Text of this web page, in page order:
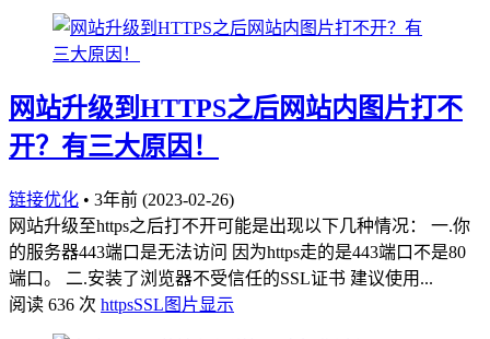
网站升级到HTTPS之后网站内图片打不
开？有三大原因！
链接优化 • 3年前 (2023-02-26)
网站升级至https之后打不开可能是出现以下几种情况： 一.你
的服务器443端口是无法访问 因为https走的是443端口不是80
端口。 二.安装了浏览器不受信任的SSL证书 建议使用...
阅读 636 次 httpsSSL 图片显示